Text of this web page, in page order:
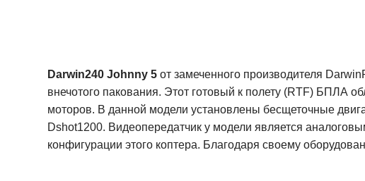
Darwin240 Johnny 5 от замеченного производителя
внечотого пакования. Этот готовый к полету (RTF) БПЛА
моторов. В данной модели установлены бесщеточные
Dshot1200. Видеопередатчик у модели является
конфигурации этого коптера. Благодаря своему